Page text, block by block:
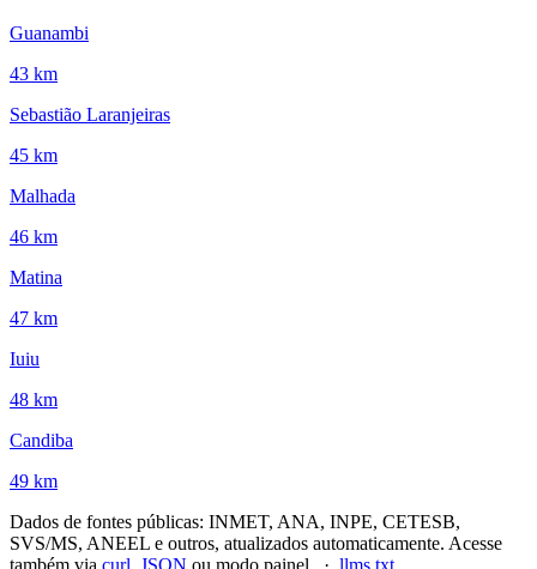
Guanambi
43 km
Sebastião Laranjeiras
45 km
Malhada
46 km
Matina
47 km
Iuiu
48 km
Candiba
49 km
Dados de fontes públicas: INMET, ANA, INPE, CETESB,
SVS/MS, ANEEL e outros, atualizados automaticamente. Acesse